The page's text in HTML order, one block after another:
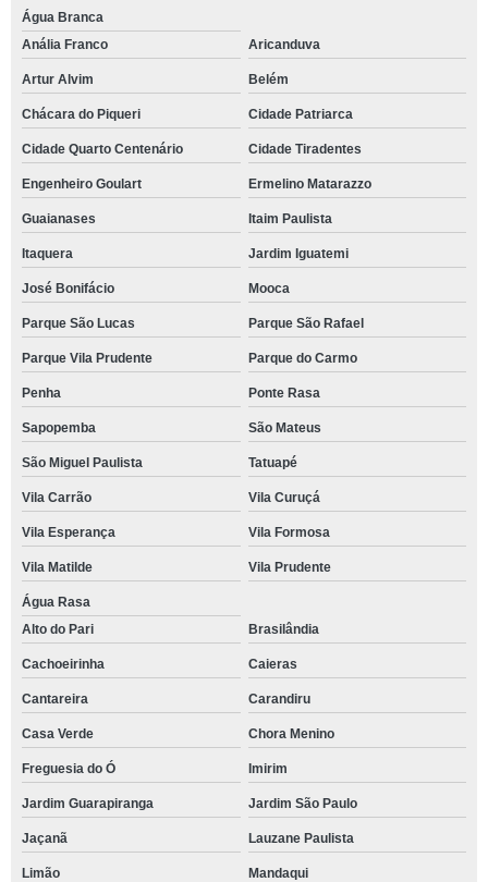
Água Branca
Anália Franco
Aricanduva
Artur Alvim Belém
Chácara do Piqueri Cidade Patriarca
Cidade Quarto Centenário Cidade Tiradentes
Engenheiro Goulart Ermelino Matarazzo
Guaianases Itaim Paulista
Itaquera Jardim Iguatemi
José Bonifácio Mooca
Parque São Lucas Parque São Rafael
Parque Vila Prudente Parque do Carmo
Penha Ponte Rasa
Sapopemba São Mateus
São Miguel Paulista Tatuapé
Vila Carrão Vila Curuçá
Vila Esperança Vila Formosa
Vila Matilde Vila Prudente
Água Rasa
Alto do Pari
Brasilândia
Cachoeirinha Caieras
Cantareira Carandiru
Casa Verde Chora Menino
Freguesia do Ó Imirim
Jardim Guarapiranga Jardim São Paulo
Jaçanã Lauzane Paulista
Limão Mandaqui